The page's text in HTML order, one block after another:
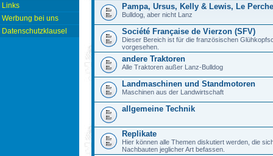
Links
Werbung bei uns
Datenschutzklausel
Pampa, Ursus, Kelly & Lewis, Le
Bulldog, aber nicht Lanz
Société Française de Vierzon (SFV)
Dieser Bereich ist für die französischen
vorgesehen.
andere Traktoren
Alle Traktoren außer Lanz-Bulldog
Landmaschinen und Standmotoren
Maschinen aus der Landwirtschaft
allgemeine Technik
Replikate
Hier können alle Themen diskutiert werden, die
Nachbauten jeglicher Art befassen.